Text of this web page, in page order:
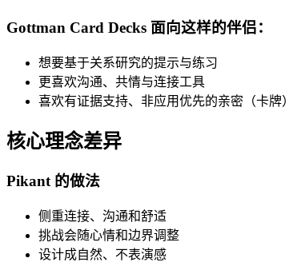
Gottman Card Decks 面向这样的伴侣：
想要基于关系研究的提示与练习
更喜欢沟通、共情与连接工具
喜欢有证据支持、非应用优先的亲密（卡牌）
核心理念差异
Pikant 的做法
侧重连接、沟通和舒适
挑战会随心情和边界调整
设计成自然、不表演感